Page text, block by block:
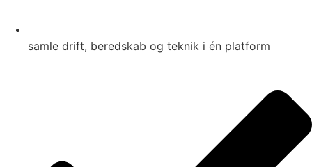
samle drift, beredskab og teknik i én platform